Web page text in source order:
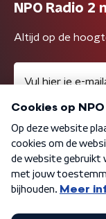
NPO Radio 2
Altijd op de
Algemene